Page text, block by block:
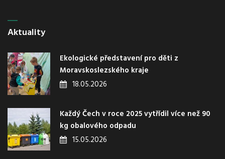
Aktuality
Ekologické představení pro děti z
Moravskoslezského kraje
18.05.2026
Každý Čech v roce 2025 vytřídil více než 90
kg obalového odpadu
15.05.2026